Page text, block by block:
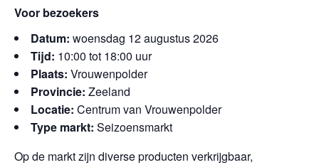
Voor bezoekers
Datum: woensdag 12 augustus 2026
Tijd: 10:00 tot 18:00 uur
Plaats: Vrouwenpolder
Provincie: Zeeland
Locatie: Centrum van Vrouwenpolder
Type markt: Seizoensmarkt
Op de markt zijn diverse producten verkrijgbaar,